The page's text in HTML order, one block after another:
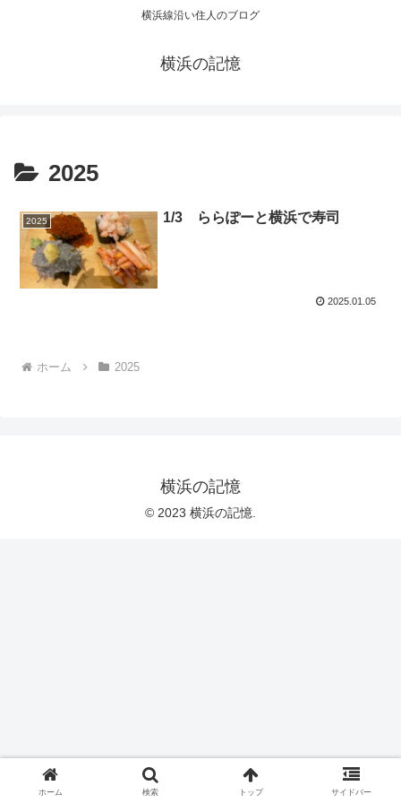
横浜線沿い住人のブログ
横浜の記憶
2025
2025 1/3 ららぽーと横浜で寿司
2025.01.05
ホーム 2025
横浜の記憶
© 2023 横浜の記憶.
ホーム 検索 トップ サイドバー